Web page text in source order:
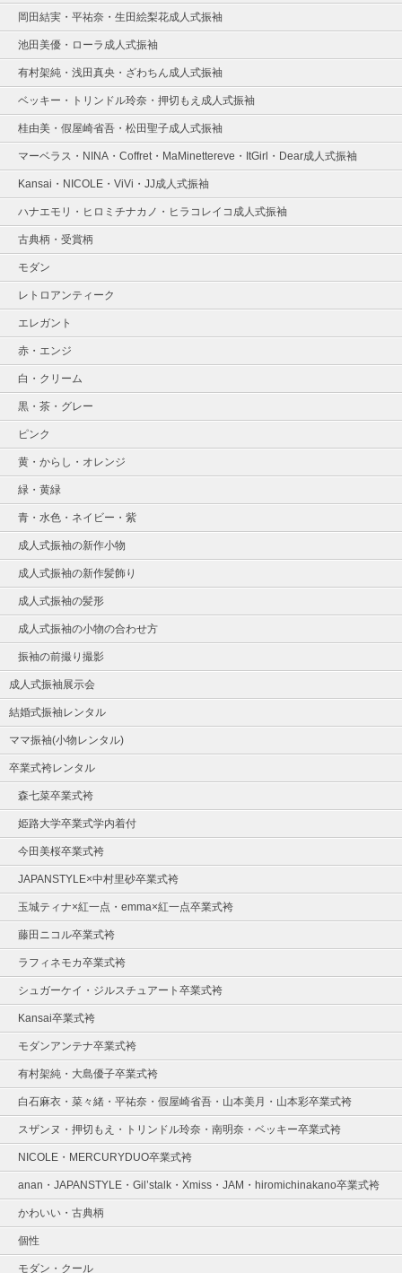
岡田結実・平祐奈・生田絵梨花成人式振袖
池田美優・ローラ成人式振袖
有村架純・浅田真央・ざわちん成人式振袖
ベッキー・トリンドル玲奈・押切もえ成人式振袖
桂由美・假屋崎省吾・松田聖子成人式振袖
マーベラス・NINA・Coffret・MaMinettereve・ItGirl・Dear成人式振袖
Kansai・NICOLE・ViVi・JJ成人式振袖
ハナエモリ・ヒロミチナカノ・ヒラコレイコ成人式振袖
古典柄・受賞柄
モダン
レトロアンティーク
エレガント
赤・エンジ
白・クリーム
黒・茶・グレー
ピンク
黄・からし・オレンジ
緑・黄緑
青・水色・ネイビー・紫
成人式振袖の新作小物
成人式振袖の新作髪飾り
成人式振袖の髪形
成人式振袖の小物の合わせ方
振袖の前撮り撮影
成人式振袖展示会
結婚式振袖レンタル
ママ振袖(小物レンタル)
卒業式袴レンタル
森七菜卒業式袴
姫路大学卒業式学内着付
今田美桜卒業式袴
JAPANSTYLE×中村里砂卒業式袴
玉城ティナ×紅一点・emma×紅一点卒業式袴
藤田ニコル卒業式袴
ラフィネモカ卒業式袴
シュガーケイ・ジルスチュアート卒業式袴
Kansai卒業式袴
モダンアンテナ卒業式袴
有村架純・大島優子卒業式袴
白石麻衣・菜々緒・平祐奈・假屋崎省吾・山本美月・山本彩卒業式袴
スザンヌ・押切もえ・トリンドル玲奈・南明奈・ベッキー卒業式袴
NICOLE・MERCURYDUO卒業式袴
anan・JAPANSTYLE・Gil’stalk・Xmiss・JAM・hiromichinakano卒業式袴
かわいい・古典柄
個性
モダン・クール